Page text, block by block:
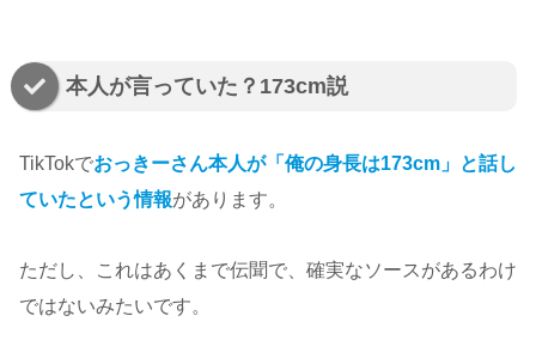
本人が言っていた？173cm説
TikTokでおっきーさん本人が「俺の身長は173cm」と話し
ていたという情報があります。
ただし、これはあくまで伝聞で、確実なソースがあるわけ
ではないみたいです。